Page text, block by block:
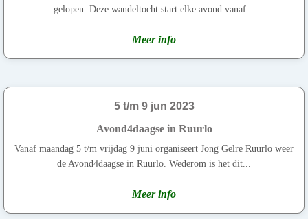
gelopen. Deze wandeltocht start elke avond vanaf...
Meer info
5 t/m 9 jun 2023
Avond4daagse in Ruurlo
Vanaf maandag 5 t/m vrijdag 9 juni organiseert Jong Gelre Ruurlo weer
de Avond4daagse in Ruurlo. Wederom is het dit...
Meer info